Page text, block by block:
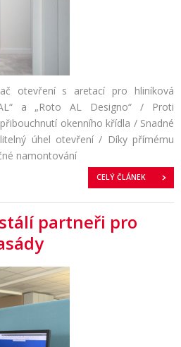
otevření s aretací pro hliníková
a „Roto AL Designo“ / Proti
okenního křídla / Snadné
úhel otevření / Díky přímému
namontování
CELÝ ČLÁNEK
partneři pro